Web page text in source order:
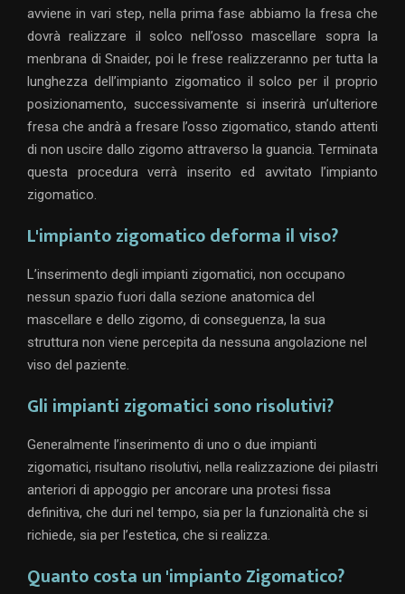
avviene in vari step, nella prima fase abbiamo la fresa che
dovrà realizzare il solco nell’osso mascellare sopra la
menbrana di Snaider, poi le frese realizzeranno per tutta la
lunghezza dell’impianto zigomatico il solco per il proprio
posizionamento, successivamente si inserirà un’ulteriore
fresa che andrà a fresare l’osso zigomatico, stando attenti
di non uscire dallo zigomo attraverso la guancia. Terminata
questa procedura verrà inserito ed avvitato l’impianto
zigomatico.
L'impianto zigomatico deforma il viso?
L’inserimento degli impianti zigomatici, non occupano
nessun spazio fuori dalla sezione anatomica del
mascellare e dello zigomo, di conseguenza, la sua
struttura non viene percepita da nessuna angolazione nel
viso del paziente.
Gli impianti zigomatici sono risolutivi?
Generalmente l’inserimento di uno o due impianti
zigomatici, risultano risolutivi, nella realizzazione dei pilastri
anteriori di appoggio per ancorare una protesi fissa
definitiva, che duri nel tempo, sia per la funzionalità che si
richiede, sia per l’estetica, che si realizza.
Quanto costa un 'impianto Zigomatico?